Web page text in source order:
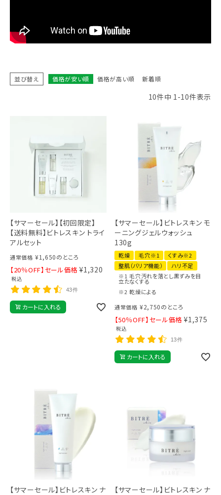
並び替え 価格が安い順 価格が高い順 新着順
10件中 1 -10件表示
【サマーセール】【初回限定】
【送料無料】ビトレスキン トライ
アルセット
通常価格 ¥1,650のところ
【20％OFF】セール価格 ¥1,320
税込
43件
カートに入れる
【サマーセール】ビトレスキン モ
ーニングジェルウォッシュ
130g
乾燥 毛穴※1
くすみ※2
整肌（バリア機能）
ハリ不足
※1 毛穴汚れを落とし黒ずみを目
立たなくする
※2 乾燥による
通常価格 ¥2,750のところ
【50％OFF】セール価格 ¥1,375
税込
13件
カートに入れる
【サマーセール】ビトレスキン ナ
【サマーセール】ビトレスキン ナ